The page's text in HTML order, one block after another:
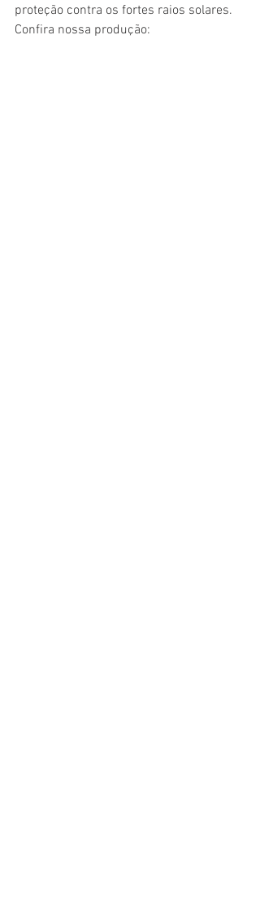
proteção contra os fortes raios solares.
Confira nossa produção: